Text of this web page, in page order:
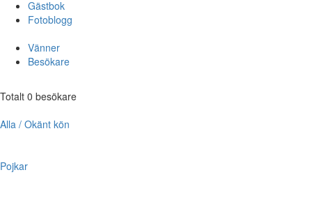
Gästbok
Fotoblogg
Vänner
Besökare
Totalt 0 besökare
Alla / Okänt kön
Pojkar